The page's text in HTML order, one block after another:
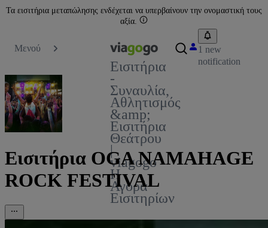
Τα εισιτήρια μεταπώλησης ενδέχεται να υπερβαίνουν την ονομαστική τους
αξία.
Μενού
Εισιτήρια
-
Συναυλία,
Αθλητισμός
&amp;
Εισιτήρια
Θεάτρου
|
viagogo
Η
Αγορά
Εισιτηρίων
1 new
notification
Εισιτήρια OGA NAMAHAGE
ROCK FESTIVAL